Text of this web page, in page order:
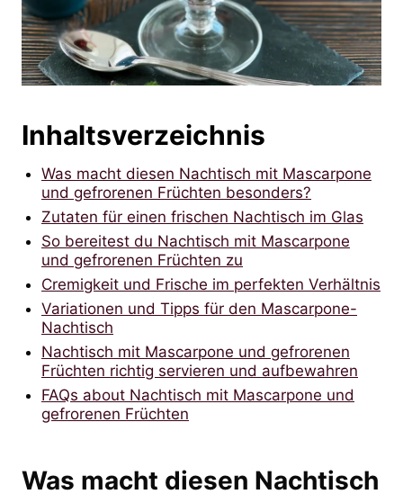
Inhaltsverzeichnis
Was macht diesen Nachtisch mit Mascarpone
und gefrorenen Früchten besonders?
Zutaten für einen frischen Nachtisch im Glas
So bereitest du Nachtisch mit Mascarpone
und gefrorenen Früchten zu
Cremigkeit und Frische im perfekten Verhältnis
Variationen und Tipps für den Mascarpone-
Nachtisch
Nachtisch mit Mascarpone und gefrorenen
Früchten richtig servieren und aufbewahren
FAQs about Nachtisch mit Mascarpone und
gefrorenen Früchten
Was macht diesen Nachtisch